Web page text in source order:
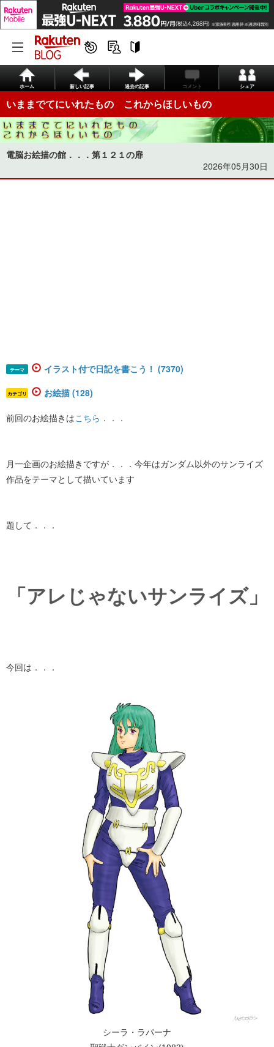
ホーム 新しい記事 過去の記事 コメント シェア
いままでてにいれたもの これからほしいもの
電脳お絵描の館．．．第１２１の扉
2026年05月30日
テーマ イラスト付で日記を書こう！ (7370)
カテゴリ お絵描 (128)
前回のお絵描きはこちら ．．．
月一企画のお絵描きですが．．．今年はガンダム以外のサンライズ
作品をテーマとして描いています
題して．．．
「アレじゃないサンライズ」
今回は．．．
シーラ・ラパーナ